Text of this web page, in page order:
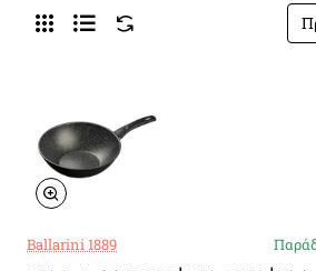
Ballarini 1889